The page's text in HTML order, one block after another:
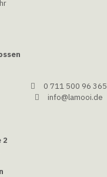
0 711 500 96 365
info@lamooi.de
2